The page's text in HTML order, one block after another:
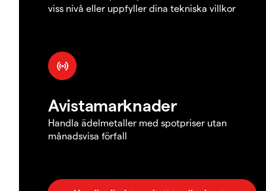
viss nivå eller uppfyller dina tekniska villkor
Avistamarknader
Handla ädelmetaller med spotpriser utan
månadsvisa förfall